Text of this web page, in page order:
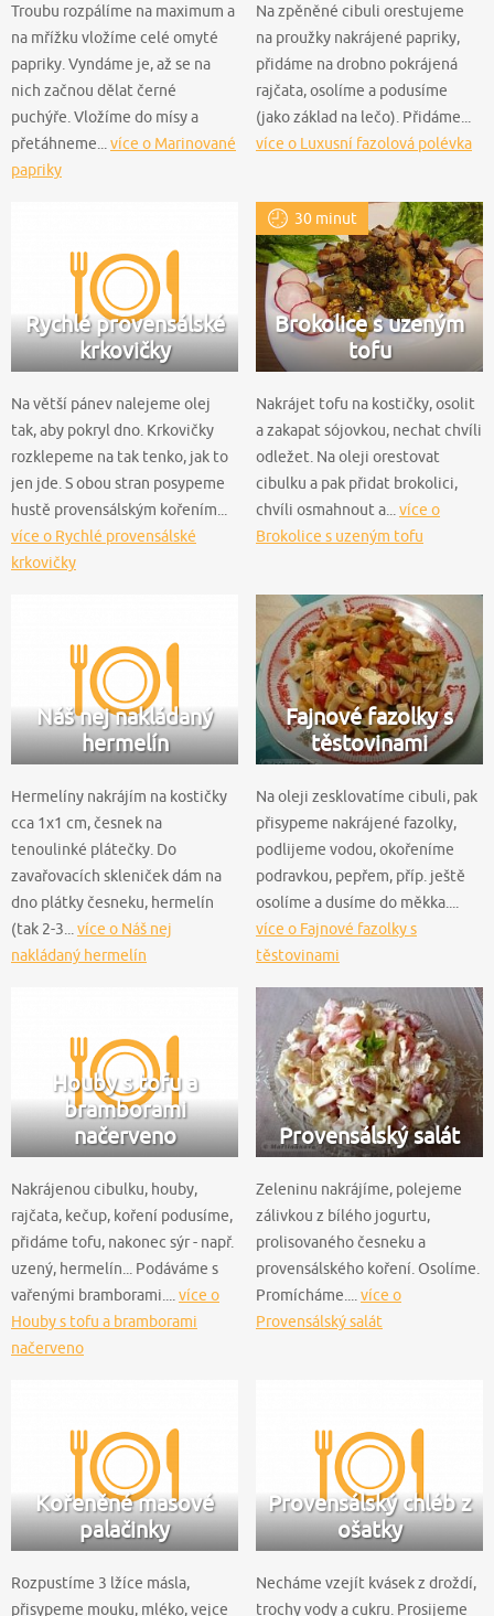
Troubu rozpálíme na maximum a
na mřížku vložíme celé omyté
papriky. Vyndáme je, až se na
nich začnou dělat černé
puchýře. Vložíme do mísy a
přetáhneme... více o Marinované
papriky
Na zpěněné cibuli orestujeme
na proužky nakrájené papriky,
přidáme na drobno pokrájená
rajčata, osolíme a podusíme
(jako základ na lečo). Přidáme...
více o Luxusní fazolová polévka
Rychlé provensálské
krkovičky
Na větší pánev nalejeme olej
tak, aby pokryl dno. Krkovičky
rozklepeme na tak tenko, jak to
jen jde. S obou stran posypeme
hustě provensálským kořením...
více o Rychlé provensálské
krkovičky
30 minut
Brokolice s uzeným
tofu
Nakrájet tofu na kostičky, osolit
a zakapat sójovkou, nechat chvíli
odležet. Na oleji orestovat
cibulku a pak přidat brokolici,
chvíli osmahnout a... více o
Brokolice s uzeným tofu
Náš nej nakládaný
hermelín
Hermelíny nakrájím na kostičky
cca 1x1 cm, česnek na
tenoulinké plátečky. Do
zavařovacích skleniček dám na
dno plátky česneku, hermelín
(tak 2-3... více o Náš nej
nakládaný hermelín
Fajnové fazolky s
těstovinami
Na oleji zesklovatíme cibuli, pak
přisypeme nakrájené fazolky,
podlijeme vodou, okořeníme
podravkou, pepřem, příp. ještě
osolíme a dusíme do měkka....
více o Fajnové fazolky s
těstovinami
Houby s tofu a
bramborami
načerveno
Nakrájenou cibulku, houby,
rajčata, kečup, koření podusíme,
přidáme tofu, nakonec sýr - např.
uzený, hermelín... Podáváme s
vařenými bramborami....více o
Houby s tofu a bramborami
načerveno
Provensálský salát
Zeleninu nakrájíme, polejeme
zálivkou z bílého jogurtu,
prolisovaného česneku a
provensálského koření. Osolíme.
Promícháme....více o
Provensálský salát
Kořeněné masové
palačinky
Rozpustíme 3 lžíce másla,
přisypeme mouku, mléko, vejce
Provensálský chléb z
ošatky
Necháme vzejít kvásek z droždí,
trochy vody a cukru. Prosijeme